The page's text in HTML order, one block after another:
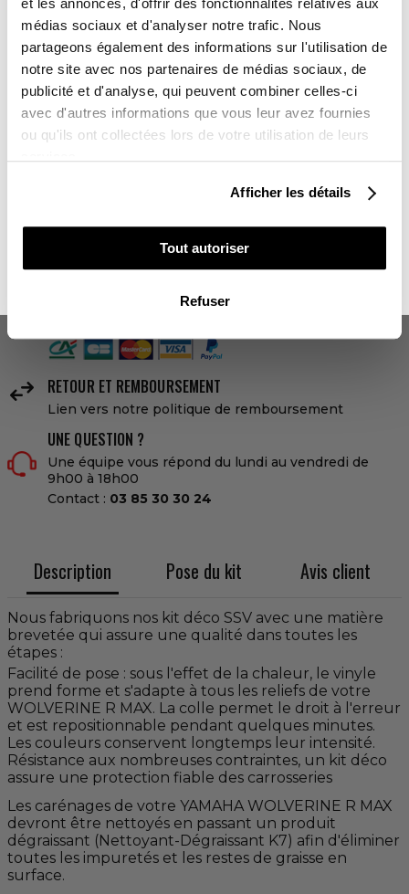
et les annonces, d'offrir des fonctionnalités relatives aux
médias sociaux et d'analyser notre trafic. Nous
partageons également des informations sur l'utilisation de
notre site avec nos partenaires de médias sociaux, de
publicité et d'analyse, qui peuvent combiner celles-ci
avec d'autres informations que vous leur avez fournies
ou qu'ils ont collectées lors de votre utilisation de leurs
Afficher les détails
Tout autoriser
Refuser
AJOUTER AU PANIER
DELAI DE LIVRAISON
Kit Déco sans personnalisation : 3 à 5 jours ouvrés

PAIEMENTS SÉCURISÉS
 RETOUR ET REMBOURSEMENT
Lien vers notre politique de remboursement
UNE QUESTION ?
Une équipe vous répond du lundi au vendredi de
9h00 à 18h00
Contact : 03 85 30 30 24
Description Pose du kit Avis client
Nous fabriquons nos kit déco SSV avec une matière
brevetée qui assure une qualité dans toutes les
étapes :
Facilité de pose : sous l'effet de la chaleur, le vinyle
prend forme et s'adapte à tous les reliefs de votre
WOLVERINE R MAX. La colle permet le droit à l'erreur
et est repositionnable pendant quelques minutes.
Les couleurs conservent longtemps leur intensité.
Résistance aux nombreuses contraintes, un kit déco
assure une protection fiable des carrosseries
Les carénages de votre YAMAHA WOLVERINE R MAX
devront être nettoyés en passant un produit
dégraissant (Nettoyant-Dégraissant K7) afin d'éliminer
toutes les impuretés et les restes de graisse en
surface.
-10%
Sur l'ensemble de votre commande
Vous souhaitez en profiter :
POUR UN PROCHE